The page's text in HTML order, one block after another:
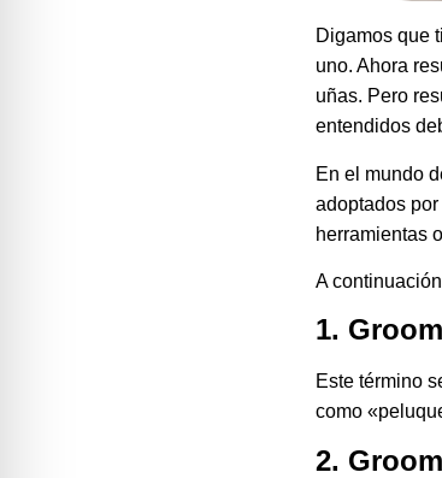
Digamos que
uno. Ahora
uñas. Pero
entendidos
En el mundo
adoptados
herramientas
A
1.
Este término
como
2.